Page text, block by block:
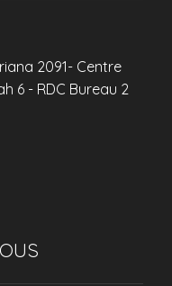
2091- Centre
6 - RDC Bureau 2